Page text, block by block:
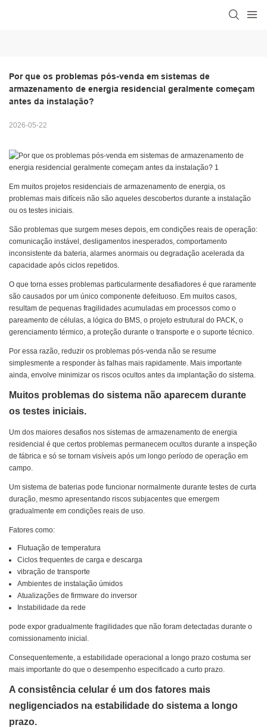
Por que os problemas pós-venda em sistemas de
armazenamento de energia residencial geralmente começam
antes da instalação?
2026-05-22
Em muitos projetos residenciais de armazenamento de energia, os
problemas mais difíceis não são aqueles descobertos durante a instalação
ou os testes iniciais.
São problemas que surgem meses depois, em condições reais de operação:
comunicação instável, desligamentos inesperados, comportamento
inconsistente da bateria, alarmes anormais ou degradação acelerada da
capacidade após ciclos repetidos.
O que torna esses problemas particularmente desafiadores é que raramente
são causados ​​por um único componente defeituoso. Em muitos casos,
resultam de pequenas fragilidades acumuladas em processos como o
pareamento de células, a lógica do BMS, o projeto estrutural do PACK, o
gerenciamento térmico, a proteção durante o transporte e o suporte técnico.
Por essa razão, reduzir os problemas pós-venda não se resume
simplesmente a responder às falhas mais rapidamente. Mais importante
ainda, envolve minimizar os riscos ocultos antes da implantação do sistema.
Muitos problemas do sistema não aparecem durante
os testes iniciais.
Um dos maiores desafios nos sistemas de armazenamento de energia
residencial é que certos problemas permanecem ocultos durante a inspeção
de fábrica e só se tornam visíveis após um longo período de operação em
campo.
Um sistema de baterias pode funcionar normalmente durante testes de curta
duração, mesmo apresentando riscos subjacentes que emergem
gradualmente em condições reais de uso.
Fatores como:
Flutuação de temperatura
Ciclos frequentes de carga e descarga
vibração de transporte
Ambientes de instalação úmidos
Atualizações de firmware do inversor
Instabilidade da rede
pode expor gradualmente fragilidades que não foram detectadas durante o
comissionamento inicial.
Consequentemente, a estabilidade operacional a longo prazo costuma ser
mais importante do que o desempenho especificado a curto prazo.
A consistência celular é um dos fatores mais
negligenciados na estabilidade do sistema a longo
prazo.